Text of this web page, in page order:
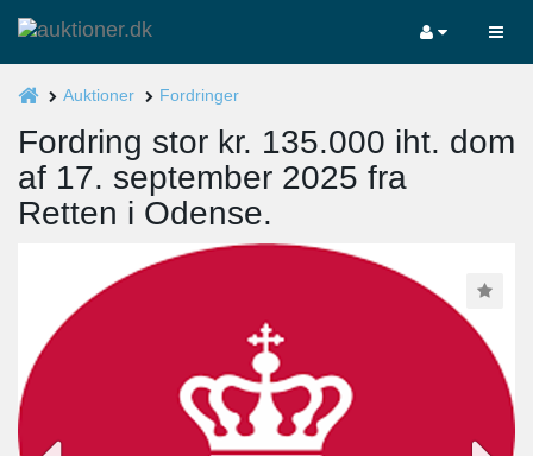
Auktioner Fordringer
Fordring stor kr. 135.000 iht. dom
af 17. september 2025 fra
Retten i Odense.